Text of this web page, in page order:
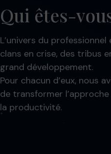
Qui êtes-
L’univers du
clans en crise, des tribus
grand développement.
Pour chacun d’eux, nous
de transformer
la productivité.